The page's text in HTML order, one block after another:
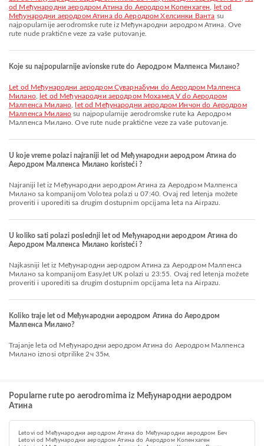
od Међународни аеродром Атина do Аеродром Копенхаген
let od
Међународни аеродром Атина do Аеродром Хелсинки Ванта su
najpopularnije aerodromske rute iz Међународни аеродром Атина. Ove
rute nude praktične veze za vaše putovanje.
Koje su najpopularnije avionske rute do Аеродром Малпенса Милано?
let od Међународни аеродром Суварнабуми do Аеродром Малпенса
Милано,
let od Међународни аеродром Мохамед V do Аеродром
Малпенса Милано
let od Међународни аеродром Инчон do Аеродром
Малпенса Милано su najpopularnije aerodromske rute ka Аеродром
Малпенса Милано. Ove rute nude praktične veze za vaše putovanje.
U koje vreme polazi najraniji let od Међународни аеродром Атина do
Аеродром Малпенса Милано koristeći ?
Najraniji let iz Међународни аеродром Атина za Аеродром Малпенса
Милано sa kompanijom Volotea polazi u 07:40. Ovaj red letenja možete
proveriti i uporediti sa drugim dostupnim opcijama leta na Airpazu.
U koliko sati polazi poslednji let od Међународни аеродром Атина do
Аеродром Малпенса Милано koristeći ?
Najkasniji let iz Међународни аеродром Атина za Аеродром Малпенса
Милано sa kompanijom EasyJet UK polazi u 23:55. Ovaj red letenja možete
proveriti i uporediti sa drugim dostupnim opcijama leta na Airpazu.
Koliko traje let od Међународни аеродром Атина do Аеродром
Малпенса Милано?
Trajanje leta od Међународни аеродром Атина do Аеродром Малпенса
Милано iznosi otprilike 2ч 35м.
Popularne rute po aerodromima iz Међународни аеродром
Атина
Letovi od Међународни аеродром Атина do Међународни аеродром Беч
Letovi od Међународни аеродром Атина do Аеродром Копенхаген